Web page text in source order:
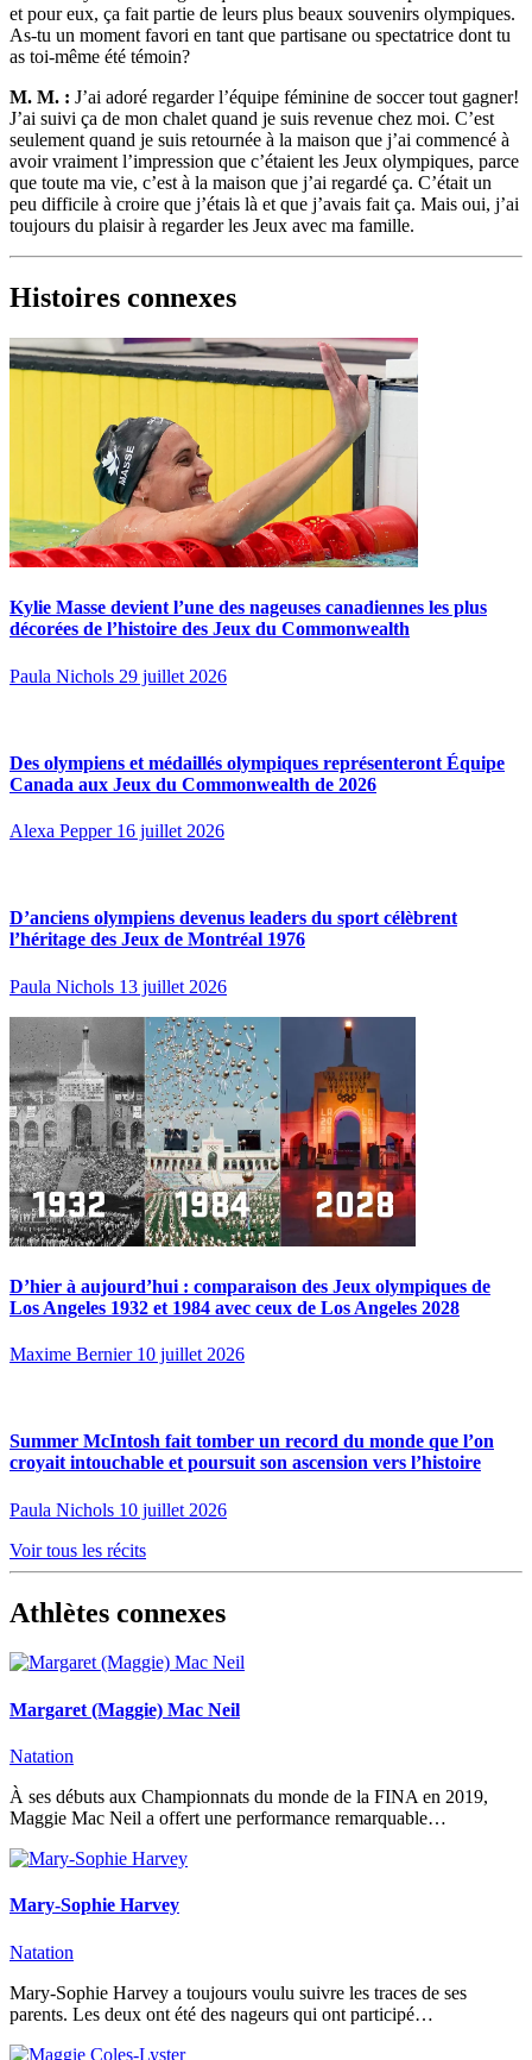
et pour eux, ça fait partie de leurs plus beaux souvenirs olympiques.
As-tu un moment favori en tant que partisane ou spectatrice dont tu
as toi-même été témoin?
M. M. : J’ai adoré regarder l’équipe féminine de soccer tout gagner!
J’ai suivi ça de mon chalet quand je suis revenue chez moi. C’est
seulement quand je suis retournée à la maison que j’ai commencé à
avoir vraiment l’impression que c’étaient les Jeux olympiques, parce
que toute ma vie, c’est à la maison que j’ai regardé ça. C’était un
peu difficile à croire que j’étais là et que j’avais fait ça. Mais oui, j’ai
toujours du plaisir à regarder les Jeux avec ma famille.
Histoires connexes
Kylie Masse devient l’une des nageuses canadiennes les plus
décorées de l’histoire des Jeux du Commonwealth
Paula Nichols 29 juillet 2026
Des olympiens et médaillés olympiques représenteront Équipe
Canada aux Jeux du Commonwealth de 2026
Alexa Pepper 16 juillet 2026
D’anciens olympiens devenus leaders du sport célèbrent
l’héritage des Jeux de Montréal 1976
Paula Nichols 13 juillet 2026
D’hier à aujourd’hui : comparaison des Jeux olympiques de
Los Angeles 1932 et 1984 avec ceux de Los Angeles 2028
Maxime Bernier 10 juillet 2026
Summer McIntosh fait tomber un record du monde que l’on
croyait intouchable et poursuit son ascension vers l’histoire
Paula Nichols 10 juillet 2026
Voir tous les récits
Athlètes connexes
Margaret (Maggie) Mac Neil
Natation
À ses débuts aux Championnats du monde de la FINA en 2019,
Maggie Mac Neil a offert une performance remarquable…
Mary-Sophie Harvey
Natation
Mary-Sophie Harvey a toujours voulu suivre les traces de ses
parents. Les deux ont été des nageurs qui ont participé…